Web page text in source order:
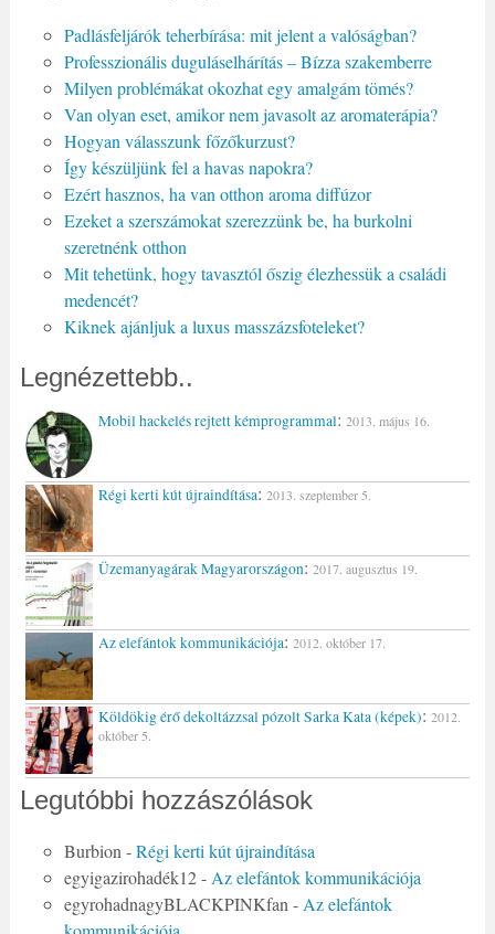
Padlásfeljárók teherbírása: mit jelent a valóságban?
Professzionális duguláselhárítás – Bízza szakemberre
Milyen problémákat okozhat egy amalgám tömés?
Van olyan eset, amikor nem javasolt az aromaterápia?
Hogyan válasszunk főzőkurzust?
Így készüljünk fel a havas napokra?
Ezért hasznos, ha van otthon aroma diffúzor
Ezeket a szerszámokat szerezzünk be, ha burkolni
szeretnénk otthon
Mit tehetünk, hogy tavasztól őszig élezhessük a családi
medencét?
Kiknek ajánljuk a luxus masszázsfoteleket?
Legnézettebb..
Mobil hackelés rejtett kémprogrammal: 2013. május 16.
Régi kerti kút újraindítása: 2013. szeptember 5.
Üzemanyagárak Magyarországon: 2017. augusztus 19.
Az elefántok kommunikációja: 2012. október 17.
Köldökig érő dekoltázzsal pózolt Sarka Kata (képek): 2012.
október 5.
Legutóbbi hozzászólások
Burbion -Régi kerti kút újraindítása
egyigazirohadék12- Az elefántok kommunikációja
egyrohadnagyBLACKPINKfan - Az elefántok